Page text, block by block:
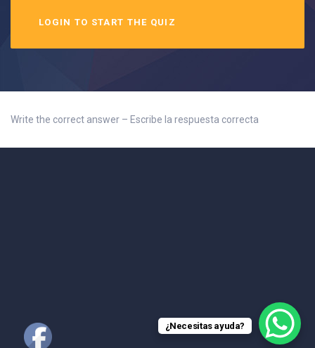
LOGIN TO START THE QUIZ
Write the correct answer – Escribe la respuesta correcta
¿Necesitas ayuda?